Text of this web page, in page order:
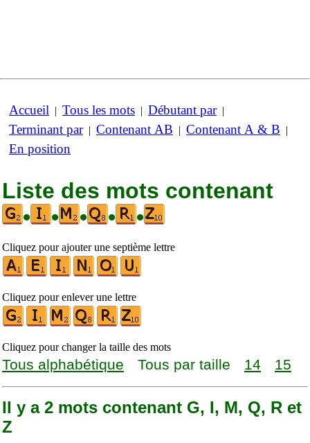
Accueil | Tous les mots | Débutant par|
Terminant par| Contenant AB | Contenant A & B |
En position
Liste des mots contenant
•
• • • •
Cliquez pour ajouter une septième lettre
Cliquez pour enlever une lettre
Cliquez pour changer la taille des mots
Tous alphabétique Tous par taille 14 15
Il y a 2 mots contenant G, I, M, Q, R et
Z